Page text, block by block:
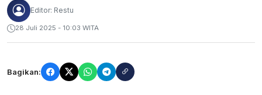
Editor: Restu
28 Juli 2025 - 10:03 WITA
Bagikan: